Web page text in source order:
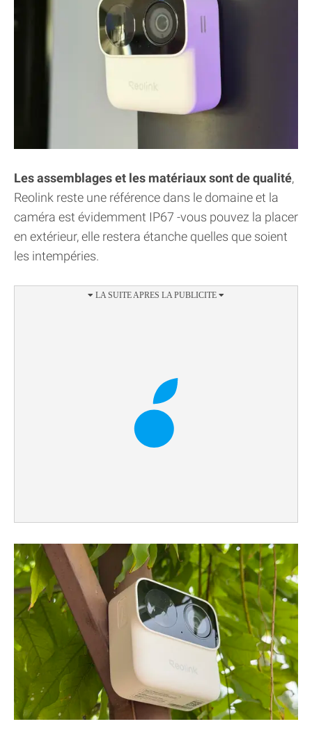
Les assemblages et les matériaux sont de qualité,
Reolink reste une référence dans le domaine et la
caméra est évidemment IP67 -vous pouvez la placer
en extérieur, elle restera étanche quelles que soient
les intempéries.